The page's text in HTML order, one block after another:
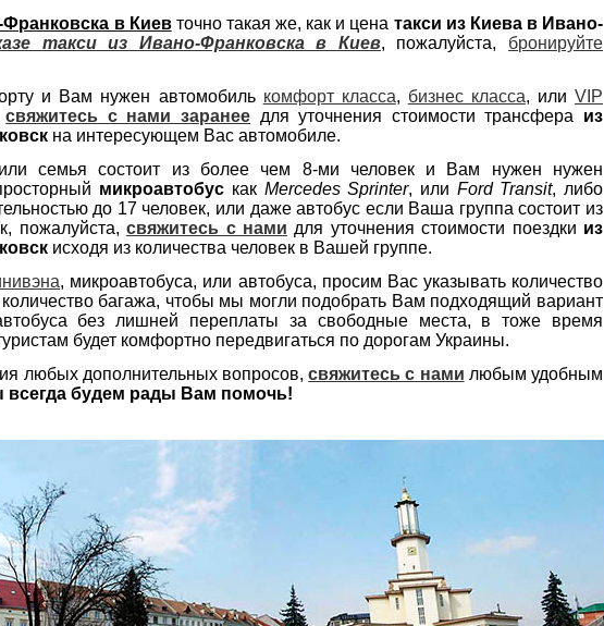
Франковска в Киевточно такая же, как и цена такси из Киева в Ивано-
такси из Ивано-Франковска в Киев, пожалуйста, бронируйте
и Вам нужен автомобиль комфорт класса, бизнес класса, илиVIP
свяжитесь с нами заранее для уточнения стоимости трансфера из
на интересующем Вас автомобиле.
семья состоит из более чем 8-ми человек и Вам нужен нужен
микроавтобус как Mercedes Sprinter, или Ford Transit, либо
до 17 человек, или даже автобус если Ваша группа состоит из
пожалуйста,свяжитесь с нами для уточнения стоимости поездки из
исходя из количества человек в Вашей группе.
, микроавтобуса, или автобуса, просим Вас указывать количество
багажа, чтобы мы могли подобрать Вам подходящий вариант
без лишней переплаты за свободные места, в тоже время
будет комфортно передвигаться по дорогам Украины.
любых дополнительных вопросов,свяжитесь с нами любым удобным
всегда будем рады Вам помочь!